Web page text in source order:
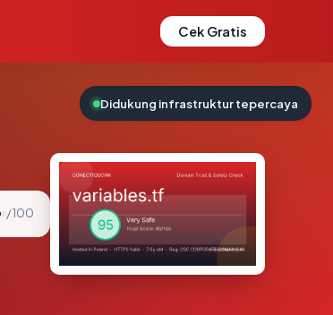
Cek Gratis
/ 100
Didukung infrastruktur tepercaya